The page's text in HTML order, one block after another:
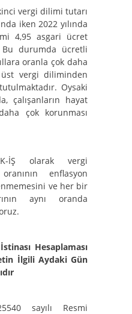
vergi dilimi tutarı
iken 2022 yılında
4,95 asgari ücret
Bu durumda ücretli
oranla çok daha
vergi diliminden
Oysaki
çalışanların hayat
çok korunması
İŞ olarak vergi
enflasyon
ve her bir
aynı oranda
Hesaplaması
İlgili Aydaki Gün
sayılı Resmi